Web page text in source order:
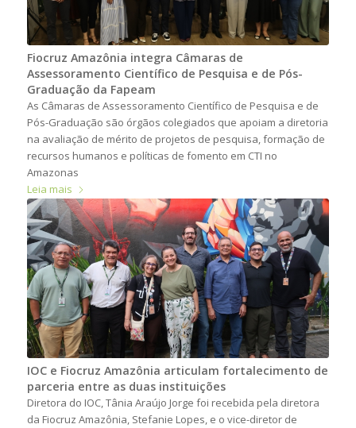
Fiocruz Amazônia integra Câmaras de
Assessoramento Científico de Pesquisa e de Pós-
Graduação da Fapeam
As Câmaras de Assessoramento Científico de Pesquisa e de
Pós-Graduação são órgãos colegiados que apoiam a diretoria
na avaliação de mérito de projetos de pesquisa, formação de
recursos humanos e políticas de fomento em CTI no
Amazonas
Leia mais
IOC e Fiocruz Amazônia articulam fortalecimento de
parceria entre as duas instituições
Diretora do IOC, Tânia Araújo Jorge foi recebida pela diretora
da Fiocruz Amazônia, Stefanie Lopes, e o vice-diretor de